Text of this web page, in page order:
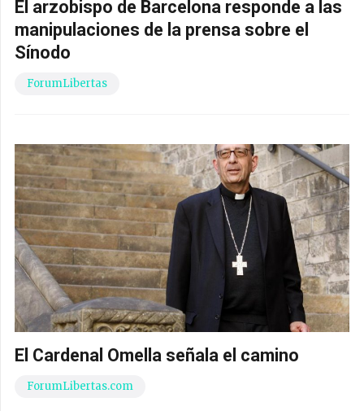
El arzobispo de Barcelona responde a las
manipulaciones de la prensa sobre el
Sínodo
ForumLibertas
El Cardenal Omella señala el camino
ForumLibertas.com